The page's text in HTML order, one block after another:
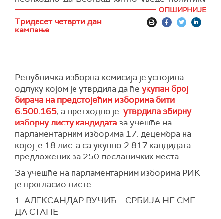
приуштивог становања.
"За то је потребно да град сваке године
Владимир Обрадовић.
"Сведоци смо огромне стамбене кризе коју
нова градска власт неће игнорисати. У односу
на зараде, Београд је други најскупљи град за
становање у Европи - да би просечна
породица купила стан у Београду, потребно је
да најмање двадесет година сваког месеца
одваја целу плату. Београд треба да преузме
најуспешнији светски модел приуштивог
становања, модел града Беча, који сваке
године у сарадњи са приватним градитељима
сагради око 5.000 станова", истиче
Обрадовић.
ОПШИРНИЈЕ
Тридесет четврти дан
кампање
Републичка изборна комисија је усвојила
одлуку којом је утврдила да ће укупан број
бирача на предстојећим изборима бити
6.500.165, а претходно је утврдила збирну
изборну листу кандидата за учешће на
парламентарним изборима 17. децембра на
којој је 18 листа са укупно 2.817 кандидата
предложених за 250 посланичких места.
За учешће на парламентарним изборима РИК
је прогласио листе:
1. АЛЕКСАНДАР ВУЧИЋ – СРБИЈА НЕ СМЕ
ДА СТАНЕ